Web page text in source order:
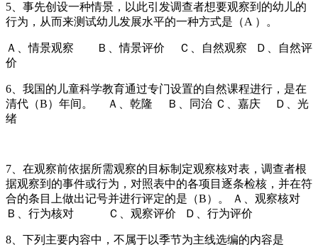
5、事先创设一种情景，以此引发调查者想要观察到的幼儿的
行为，从而来测试幼儿发展水平的一种方式是（A ）。
Ａ、情景观察 Ｂ、情景评价 Ｃ、自然观察 Ｄ、自然评
价
6、我国的儿童科学教育通过专门设置的自然课程进行，是在
清代（B）年间。 Ａ、乾隆 Ｂ、同治 Ｃ、嘉庆 Ｄ、光
绪
7、在观察前依据所需观察的目标制定观察核对表，调查者根
据观察到的事件或行为，对照表中的各项目逐条检核，并在符
合的条目上做出记号并进行评定的是（B）。 Ａ、观察核对
Ｂ、行为核对 Ｃ、观察评价 Ｄ、行为评价
8、下列主要内容中，不属于以季节为主线选编的内容是